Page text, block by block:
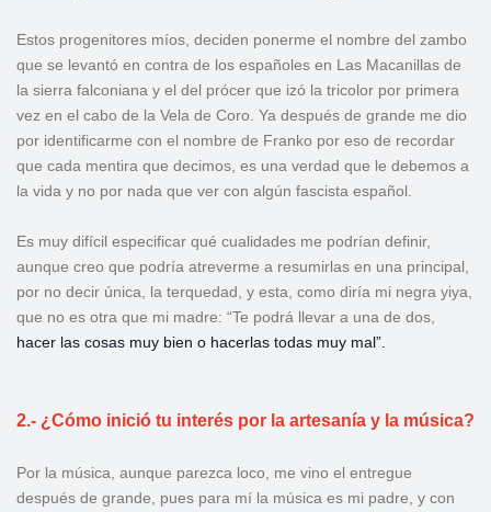
Estos progenitores míos, deciden ponerme el nombre del zambo
que se levantó en contra de los españoles en Las Macanillas de
la sierra falconiana y el del prócer que izó la tricolor por primera
vez en el cabo de la Vela de Coro. Ya después de grande me dio
por identificarme con el nombre de Franko por eso de recordar
que cada mentira que decimos, es una verdad que le debemos a
la vida y no por nada que ver con algún fascista español.
Es muy difícil especificar qué cualidades me podrían definir,
aunque creo que podría atreverme a resumirlas en una principal,
por no decir única, la terquedad, y esta, como diría mi negra yiya,
que no es otra que mi madre: “Te podrá llevar a una de dos,
hacer las cosas muy bien o hacerlas todas muy mal”.
2.- ¿Cómo inició tu interés por la artesanía y la música?
Por la música, aunque parezca loco, me vino el entregue
después de grande, pues para mí la música es mi padre, y con